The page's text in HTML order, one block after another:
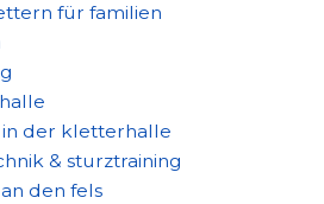
für familien
der kletterhalle
& sturztraining
den fels